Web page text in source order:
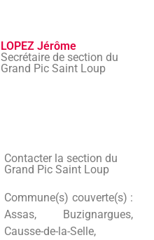
LOPEZ Jérôme
Secrétaire de section du
Grand Pic Saint Loup
Contacter la section du
Grand Pic Saint Loup
Commune(s) couverte(s) :
Assas, Buzignargues,
Causse-de-la-Selle,